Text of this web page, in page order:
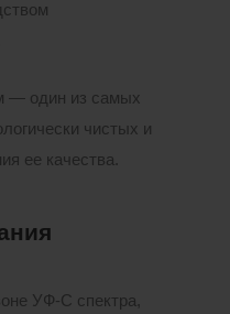
— один из самых
чистых и
ее качества.
УФ-С спектра,